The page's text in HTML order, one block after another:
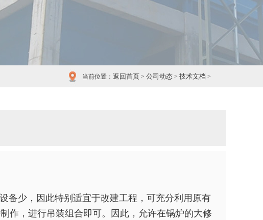
当前位置： 返回首页 > 公司动态 > 技术文档 >
备少，因此特别适宜于改建工程，可充分利用原有
作，进行吊装组合即可。因此，允许在锅炉的大修